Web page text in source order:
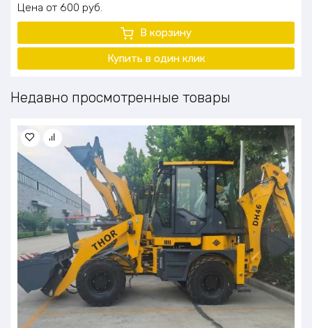
Цена 600 руб.
В корзину
Купить в один клик
Недавно просмотренные товары